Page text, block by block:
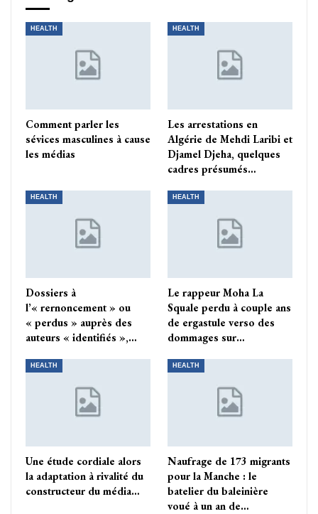
HEALTH
Comment parler les
sévices masculines à cause
les médias
HEALTH
Les arrestations en
Algérie de Mehdi Laribi et
Djamel Djeha, quelques
cadres présumés…
HEALTH
Dossiers à
l’« rernoncement » ou
« perdus » auprès des
auteurs « identifiés »,…
HEALTH
Le rappeur Moha La
Squale perdu à couple ans
de ergastule verso des
dommages sur…
HEALTH
Une étude cordiale alors
la adaptation à rivalité du
constructeur du média…
HEALTH
Naufrage de 173 migrants
pour la Manche : le
batelier du baleinière
voué à un an de…